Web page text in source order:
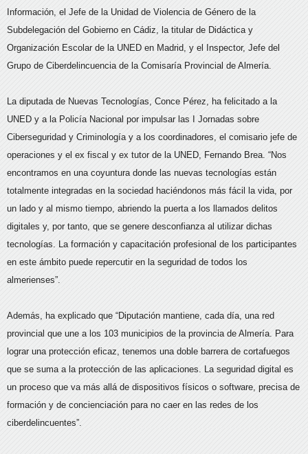
Información, el Jefe de la Unidad de Violencia de Género de la
Subdelegación del Gobierno en Cádiz, la titular de Didáctica y
Organización Escolar de la UNED en Madrid, y el Inspector, Jefe del
Grupo de Ciberdelincuencia de la Comisaría Provincial de Almería.
La diputada de Nuevas Tecnologías, Conce Pérez, ha felicitado a la
UNED y a la Policía Nacional por impulsar las I Jornadas sobre
Ciberseguridad y Criminología y a los coordinadores, el comisario jefe de
operaciones y el ex fiscal y ex tutor de la UNED, Fernando Brea. “Nos
encontramos en una coyuntura donde las nuevas tecnologías están
totalmente integradas en la sociedad haciéndonos más fácil la vida, por
un lado y al mismo tiempo, abriendo la puerta a los llamados delitos
digitales y, por tanto, que se genere desconfianza al utilizar dichas
tecnologías. La formación y capacitación profesional de los participantes
en este ámbito puede repercutir en la seguridad de todos los
almerienses”.
Además, ha explicado que “Diputación mantiene, cada día, una red
provincial que une a los 103 municipios de la provincia de Almería. Para
lograr una protección eficaz, tenemos una doble barrera de cortafuegos
que se suma a la protección de las aplicaciones. La seguridad digital es
un proceso que va más allá de dispositivos físicos o software, precisa de
formación y de concienciación para no caer en las redes de los
ciberdelincuentes”.